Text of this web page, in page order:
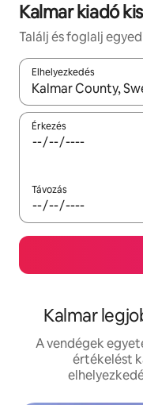
Kalmar kiadó
Találj és foglalj
Elhelyezkedés
Az eredmények
Érkezés
Távozás
Kalmar
A vendégek
értékelést